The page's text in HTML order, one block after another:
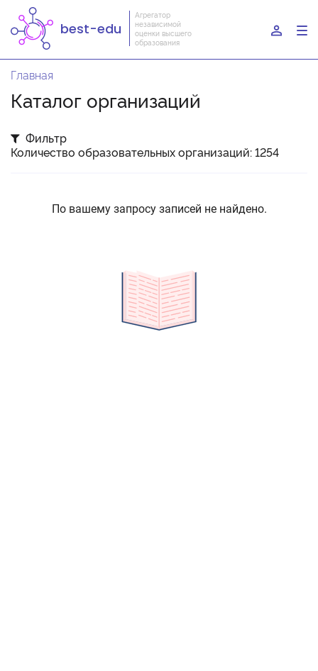
best-edu
Агрегатор
независимой
оценки высшего
образования
Главная
Каталог организаций
Фильтр
Количество образовательных организаций: 1254
По вашему запросу записей не найдено.